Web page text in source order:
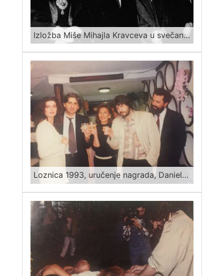
Izložba Miše Mihajla Kravceva u svečanom holu bolnice Sv Sava, 21 januar 1993
Loznica 1993, uručenje nagrada, Daniel Šifer, Miša Mihajlo Kravcev, Nebojša Savović Nes